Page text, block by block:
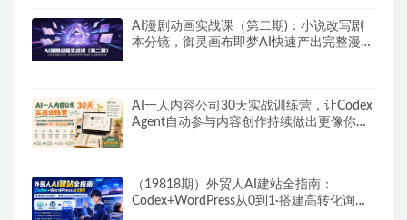
AI漫剧动画实战课（第二期)：小说改写剧
本分镜，御灵画布即梦AI快速产出完整漫剧
AI一人内容公司30天实战训练营，让Codex
Agent自动参与内容创作持续做出更像你、
（19818期）外贸人AI建站全指南：
Codex+WordPress从0到1·搭建高转化询盘